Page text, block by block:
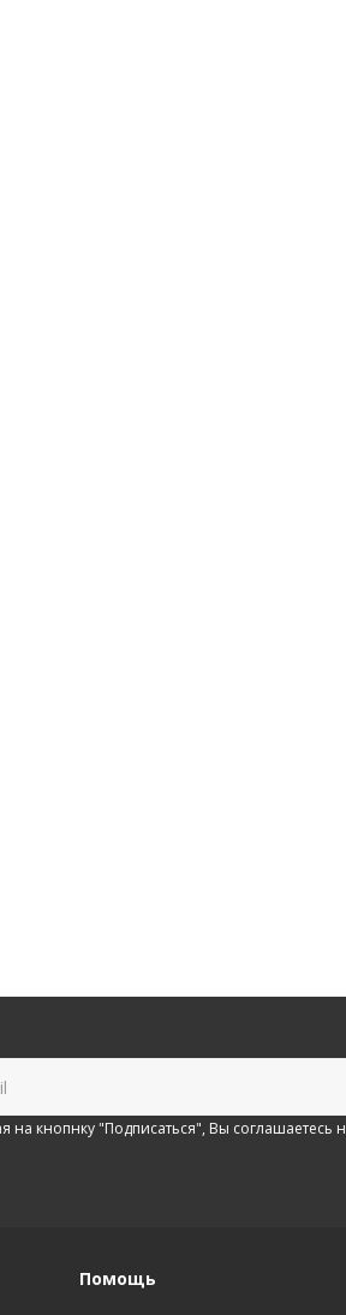
на кнопнку "Подписаться", Вы соглашаетесь
Помощь